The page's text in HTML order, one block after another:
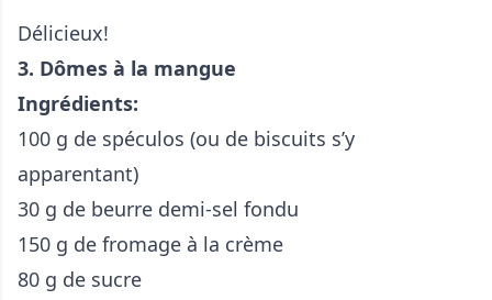
Délicieux!
3. Dômes à la mangue
Ingrédients:
100 g de spéculos (ou de biscuits s’y
apparentant)
30 g de beurre demi-sel fondu
150 g de fromage à la crème
80 g de sucre